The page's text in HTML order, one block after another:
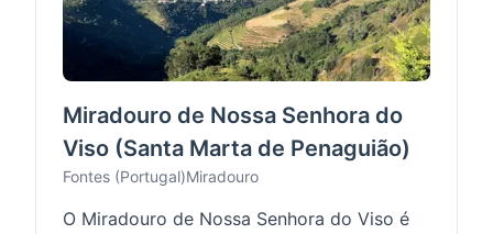
Miradouro de Nossa Senhora do
Viso (Santa Marta de Penaguião)
Fontes (Portugal)Miradouro
O Miradouro de Nossa Senhora do Viso é